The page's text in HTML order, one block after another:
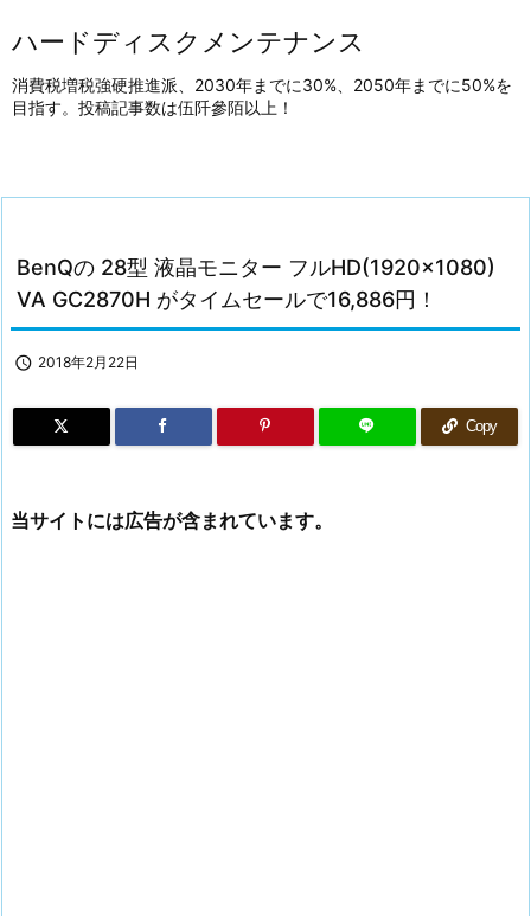
ハードディスクメンテナンス
消費税増税強硬推進派、2030年までに30%、2050年までに50%を
目指す。投稿記事数は伍阡參陌以上！
BenQの 28型 液晶モニター フルHD(1920×1080)
VA GC2870H がタイムセールで16,886円！
 2018年2月22日
Copy
当サイトには広告が含まれています。